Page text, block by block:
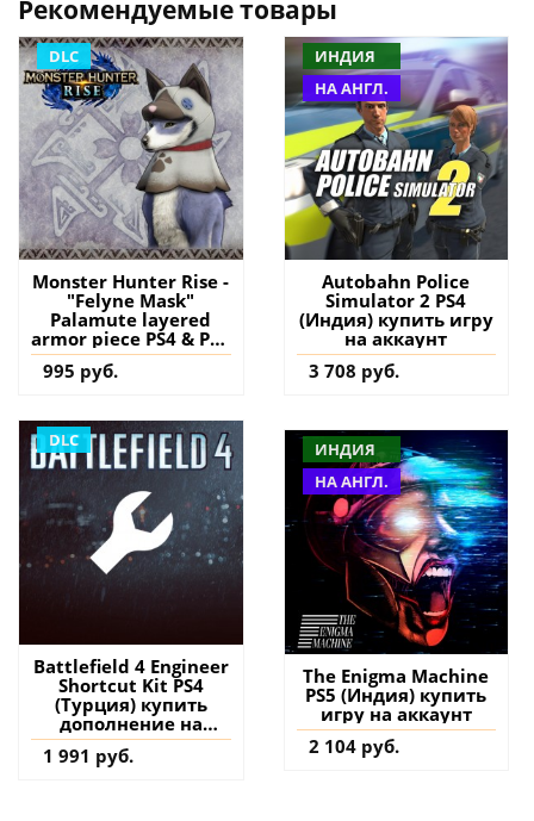
Рекомендуемые товары
DLC
Monster Hunter Rise -
"Felyne Mask"
Palamute layered
armor piece PS4 & PS5
(Турция) купить
дополнение на
995 руб.
ИНДИЯ
НА АНГЛ.
Autobahn Police
Simulator 2 PS4
(Индия) купить игру
на аккаунт
3 708 руб.
DLC
Battlefield 4 Engineer
Shortcut Kit PS4
(Турция) купить
дополнение на
аккаунт
1 991 руб.
ИНДИЯ
НА АНГЛ.
The Enigma Machine
PS5 (Индия) купить
игру на аккаунт
2 104 руб.